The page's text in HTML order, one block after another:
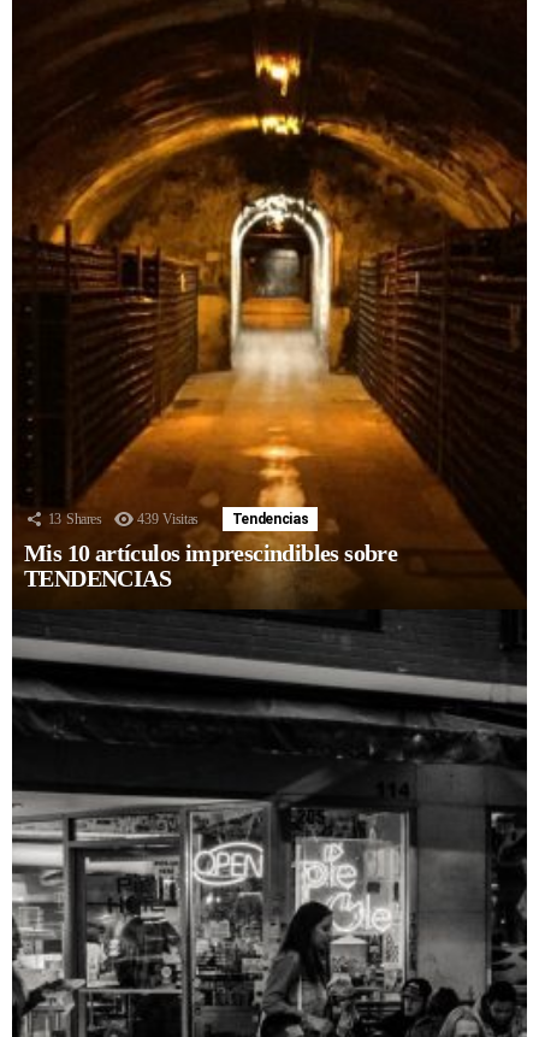
13 Shares 439 Visitas Tendencias
Mis 10 artículos imprescindibles sobre
TENDENCIAS